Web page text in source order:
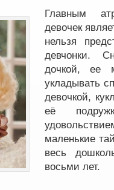
Главным
девочек
нельзя
девчонки.
дочкой, ее
укладывать
девочкой,
её
маленькие
весь
восьми лет.